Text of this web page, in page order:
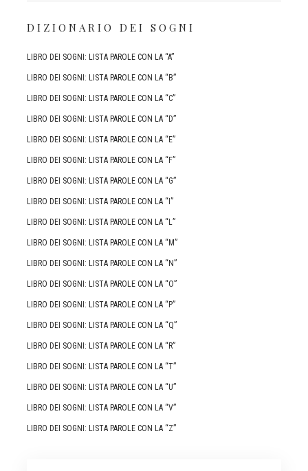
DIZIONARIO DEI SOGNI
LIBRO DEI SOGNI: LISTA PAROLE CON LA “A”
LIBRO DEI SOGNI: LISTA PAROLE CON LA “B”
LIBRO DEI SOGNI: LISTA PAROLE CON LA “C”
LIBRO DEI SOGNI: LISTA PAROLE CON LA “D”
LIBRO DEI SOGNI: LISTA PAROLE CON LA “E”
LIBRO DEI SOGNI: LISTA PAROLE CON LA “F”
LIBRO DEI SOGNI: LISTA PAROLE CON LA “G”
LIBRO DEI SOGNI: LISTA PAROLE CON LA “I”
LIBRO DEI SOGNI: LISTA PAROLE CON LA “L”
LIBRO DEI SOGNI: LISTA PAROLE CON LA “M”
LIBRO DEI SOGNI: LISTA PAROLE CON LA “N”
LIBRO DEI SOGNI: LISTA PAROLE CON LA “O”
LIBRO DEI SOGNI: LISTA PAROLE CON LA “P”
LIBRO DEI SOGNI: LISTA PAROLE CON LA “Q”
LIBRO DEI SOGNI: LISTA PAROLE CON LA “R”
LIBRO DEI SOGNI: LISTA PAROLE CON LA “T”
LIBRO DEI SOGNI: LISTA PAROLE CON LA “U”
LIBRO DEI SOGNI: LISTA PAROLE CON LA “V”
LIBRO DEI SOGNI: LISTA PAROLE CON LA “Z”